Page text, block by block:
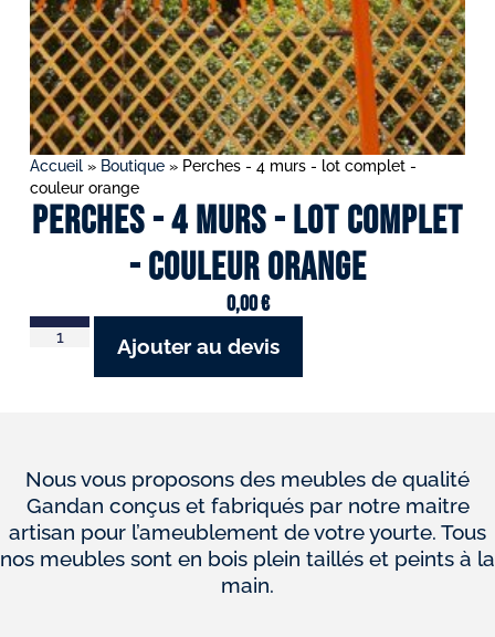
Accueil» Boutique» Perches - 4 murs - lot complet -
couleur orange
Perches - 4 murs - lot complet
- couleur orange
0,00€
Ajouter au devis
Nous vous proposons des meubles de qualité
Gandan conçus et fabriqués par notre maitre
artisan pour l’ameublement de votre yourte. Tous
nos meubles sont en bois plein taillés et peints à la
main.